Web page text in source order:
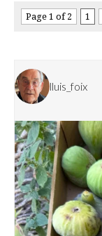
Page 1 of 2 1
lluis_foix